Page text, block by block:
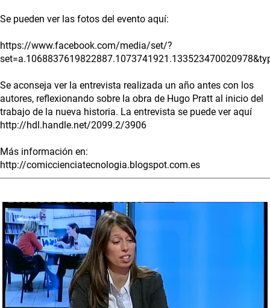
Se pueden ver las fotos del evento aquí:
https://www.facebook.com/media/set/?
Se aconseja ver la entrevista realizada un año antes con los
autores, reflexionando sobre la obra de Hugo Pratt al inicio del
trabajo de la nueva historia. La entrevista se puede ver aquí
http://hdl.handle.net/2099.2/3906
Más información en:
http://comiccienciatecnologia.blogspot.com.es